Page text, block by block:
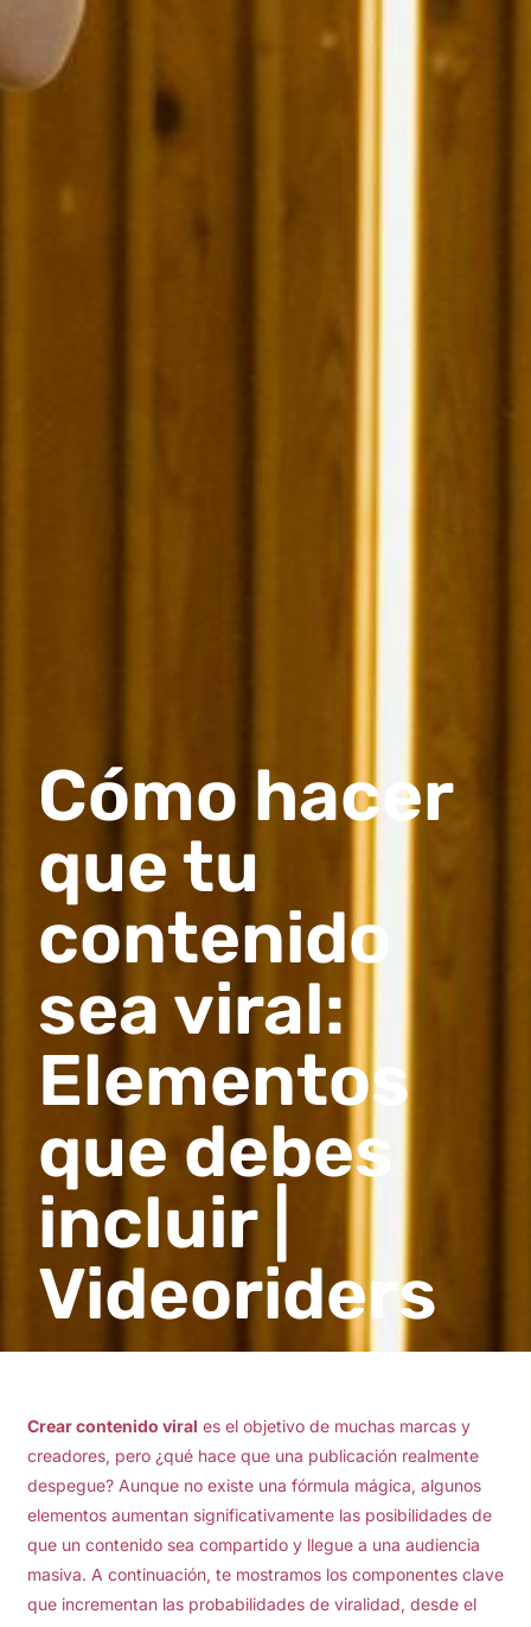
Cómo hacer
que tu
contenido
sea viral:
Elementos
que debes
incluir |
Videoriders
Crear contenido viral es el objetivo de muchas marcas y
creadores, pero ¿qué hace que una publicación realmente
despegue? Aunque no existe una fórmula mágica, algunos
elementos aumentan significativamente las posibilidades de
que un contenido sea compartido y llegue a una audiencia
masiva. A continuación, te mostramos los componentes clave
que incrementan las probabilidades de viralidad, desde el